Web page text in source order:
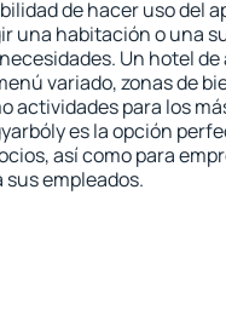
de hacer uso del
una habitación o una
Un hotel
variado, zonas de
actividades para los
es la opción
así como para
sus empleados.